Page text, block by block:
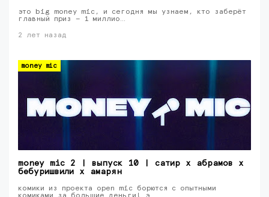
это big money mic, и сегодня мы узнаем, кто заберёт
главный приз — 1 миллио…
2 лет назад
money mic
money mic 2 | выпуск 10 | сатир х абрамов х
бебуришвили х амарян
комики из проекта open mic борются с опытными